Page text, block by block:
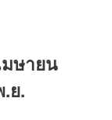
ษายน
ย.